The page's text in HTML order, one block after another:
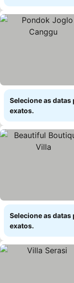
Selecione as
exatos.
Selecione as
exatos.